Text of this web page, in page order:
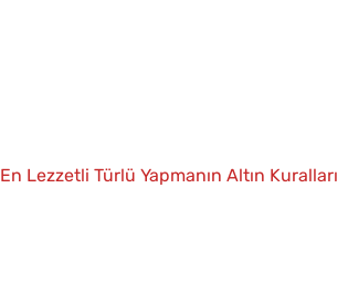
En Lezzetli Türlü Yapmanın Altın Kuralları